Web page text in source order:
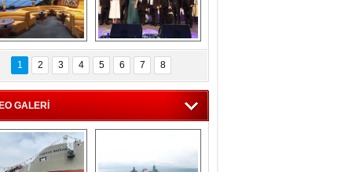
55 milyon
turizm geliri
müjdesi
5. Bosphorus Ship
Brokers Dinner,
İstanbul’da yapıldı
1 2 3 4 5 6 7 8
GALERİ